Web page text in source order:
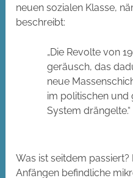
neuen sozialen Klasse,
beschreibt:
„Die Revolte von
geräusch, das
neue
im politischen und
System drängelte.“
Was ist seitdem passiert?
Anfängen befindliche